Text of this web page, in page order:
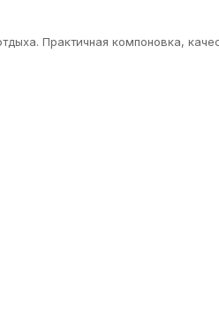
Практичная компоновка,